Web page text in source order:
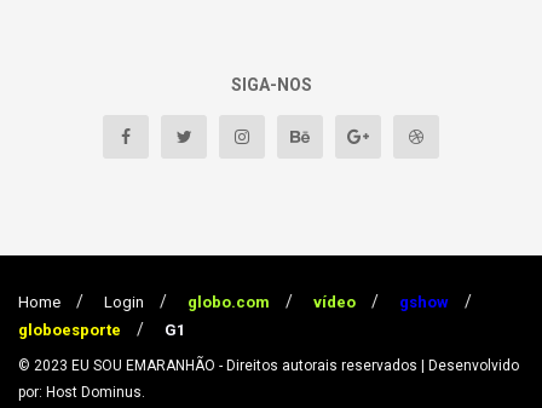
SIGA-NOS
Home Login globo.com vídeo
gshow
globoesporte
G1
© 2023 EU SOU EMARANHÃO - Direitos autorais reservados | Desenvolvido
por: Host Dominus